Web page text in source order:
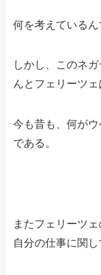
何を考えているん
しかし、このネ
んとフェリーツェ
今も昔も、何が
である。
またフェリーツ
自分の仕事に関し